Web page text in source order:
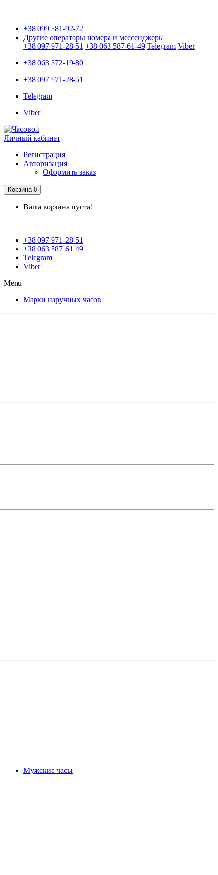
+38 099 381-92-72
Другие операторы номера и мессенджеры
+38 097 971-28-51 +38 063 587-61-49 Telegram Viber
+38 063 372-19-80
+38 097 971-28-51
Telegram
Viber
Личный кабинет
Регистрация
Авторизация
Оформить заказ
Корзина 0
Ваша корзина пуста!
+38 097 971-28-51
+38 063 587-61-49
Telegram
Viber
Menu
Марки наручных часов
Мужские часы